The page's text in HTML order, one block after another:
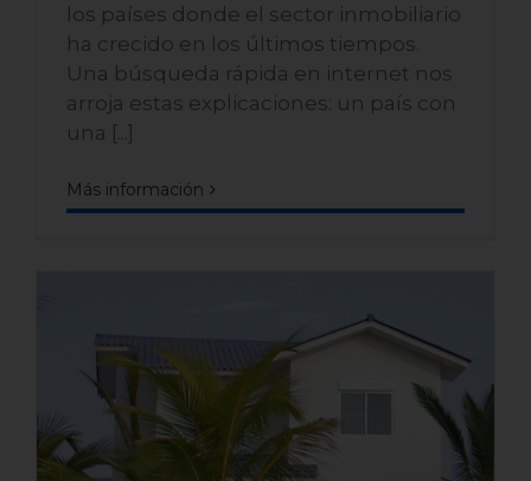
los países donde el sector inmobiliario
ha crecido en los últimos tiempos.
Una búsqueda rápida en internet nos
arroja estas explicaciones: un país con
una [...]
Más información
Casas de playa en venta en
Panamá: tu refugio costero